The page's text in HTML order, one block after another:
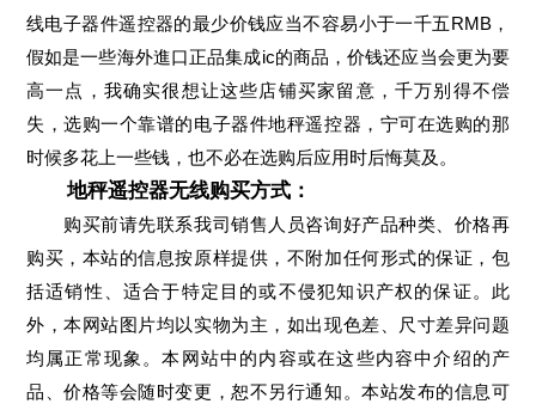
线电子器件遥控器的最少价钱应当不容易小于一千五RMB，
假如是一些海外進口正品集成ic的商品，价钱还应当会更为要
高一点，我确实很想让这些店铺买家留意，千万别得不偿
失，选购一个靠谱的电子器件地秤遥控器，宁可在选购的那
时候多花上一些钱，也不必在选购后应用时后悔莫及。
地秤遥控器无线购买方式：
购买前请先联系我司销售人员咨询好产品种类、价格再
购买，本站的信息按原样提供，不附加任何形式的保证，包
括适销性、适合于特定目的或不侵犯知识产权的保证。此
外，本网站图片均以实物为主，如出现色差、尺寸差异问题
均属正常现象。本网站中的内容或在这些内容中介绍的产
品、价格等会随时变更，恕不另行通知。本站发布的信息可